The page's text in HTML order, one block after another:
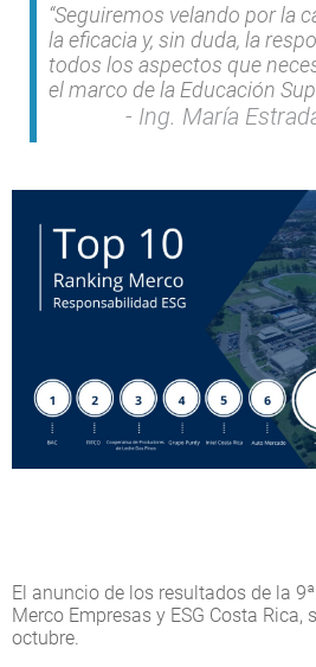
“Seguiremos velando por la
la eficacia y, sin duda, la
todos los aspectos que
el marco de la Educación
Ing. María
El anuncio de los resultados de la
Merco Empresas y ESG Costa Rica,
octubre.